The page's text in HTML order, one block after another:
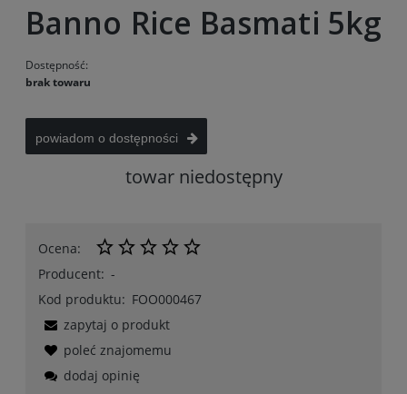
Banno Rice Basmati 5kg
Dostępność:
brak towaru
powiadom o dostępności
towar niedostępny
Ocena:
Producent: -
Kod produktu: FOO000467
zapytaj o produkt
poleć znajomemu
dodaj opinię